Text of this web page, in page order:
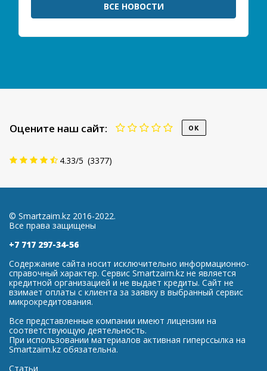
ВСЕ НОВОСТИ
Оцените наш сайт:
4.33/5 (3377)
© Smartzaim.kz 2016-2022.
Все права защищены
+7 717 297-34-56
Содержание сайта носит исключительно информационно-
справочный характер. Сервис Smartzaim.kz не является
кредитной организацией и не выдает кредиты. Сайт не
взимает оплаты с клиента за заявку в выбранный сервис
микрокредитования.
Все представленные компании имеют лицензии на
соответствующую деятельность.
При использовании материалов активная гиперссылка на
Smartzaim.kz обязательна.
Статьи